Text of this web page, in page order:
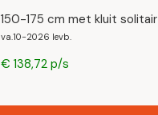
150-175 cm met kluit solitair
va.10-2026 levb.
€ 138,72 p/s